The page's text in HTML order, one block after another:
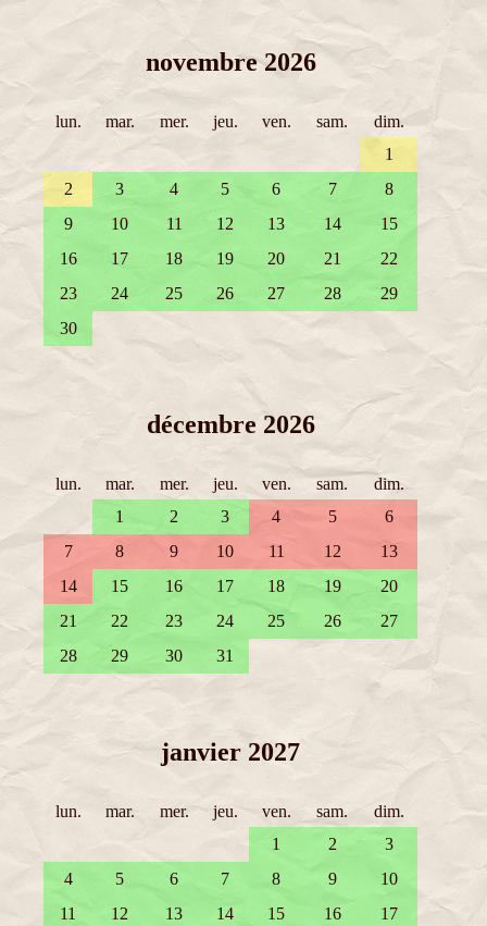
novembre 2026
lun. mar. mer. jeu. ven. sam.
dim.
1
2
3 4 5 6 7
8
9
10 11 12 13 14
15
16
17 18 19 20 21
22
23
24 25 26 27 28
29
30
décembre 2026
lun. mar. mer. jeu. ven. sam.
dim.
1
2 3 4 5
6
7
8 9 10 11 12
13
14
15 16 17 18 19
20
21
22 23 24 25 26
27
28
29 30 31
janvier 2027
lun. mar. mer. jeu. ven. sam.
dim.
1
2
3
4
5 6 7 8 9
10
11
12 13 14 15 16
17